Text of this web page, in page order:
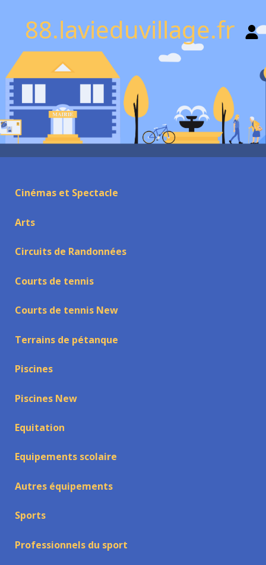
88.lavieduvillage.fr
Cinémas et Spectacle
Arts
Circuits de Randonnées
Courts de tennis
Courts de tennis New
Terrains de pétanque
Piscines
Piscines New
Equitation
Equipements scolaire
Autres équipements
Sports
Professionnels du sport